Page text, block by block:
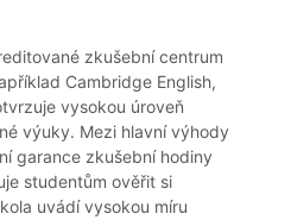
zkušební centrum
Cambridge English,
vysokou úroveň
výuky. Mezi hlavní výhody
garance zkušební hodiny
studentům ověřit si
uvádí vysokou míru